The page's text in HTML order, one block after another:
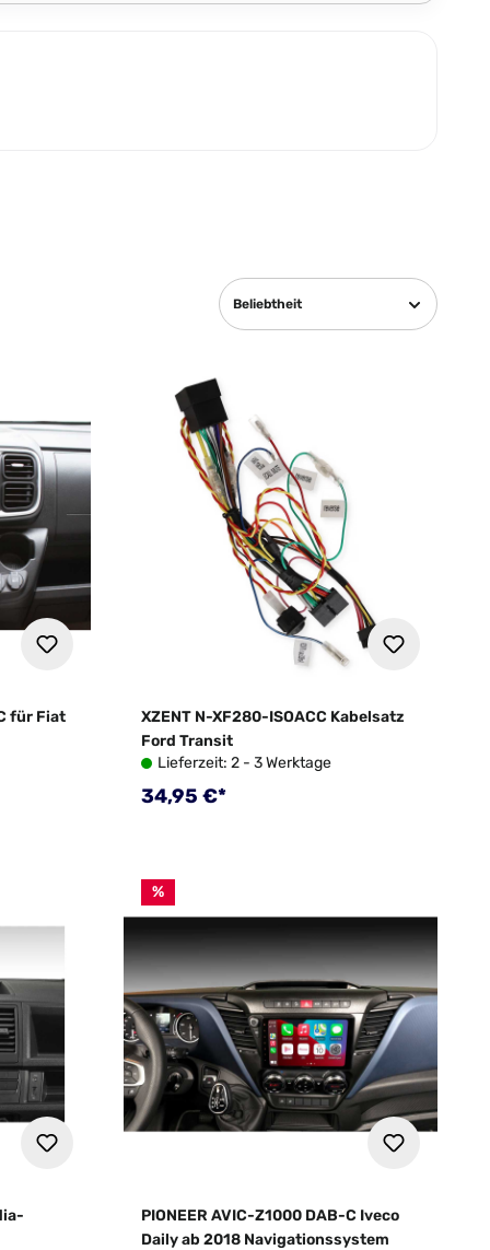
Beliebtheit
für Fiat
XZENT N-XF280-ISOACC Kabelsatz
Ford Transit
Lieferzeit: 2 - 3 Werktage
Regulärer Preis:
34,95 €*
%
PIONEER AVIC-Z1000 DAB-C Iveco
Daily ab 2018 Navigationssystem